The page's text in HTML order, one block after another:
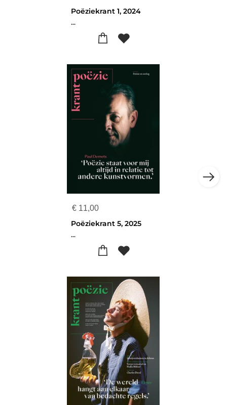
Poëziekrant 1, 2024
...
€ 11,00
Poëziekrant 5, 2025
...